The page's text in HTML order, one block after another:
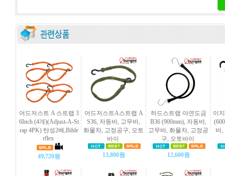
어드저스트 A 스트랩 3
6Inch (4개)(Adjust-A-St
rap 4PK) 탄성2배,Bihle
rflex
49,720원
어드저스트A스트랩 A
S36, 자동바, 고무바,
화물차, 고정공구, 오토
바이
13,800원
하드스트랩 아연도금
B36 (900mm), 자동바,
고무바, 화물차, 고정공
구, 오토바이
12,600원
이
바,